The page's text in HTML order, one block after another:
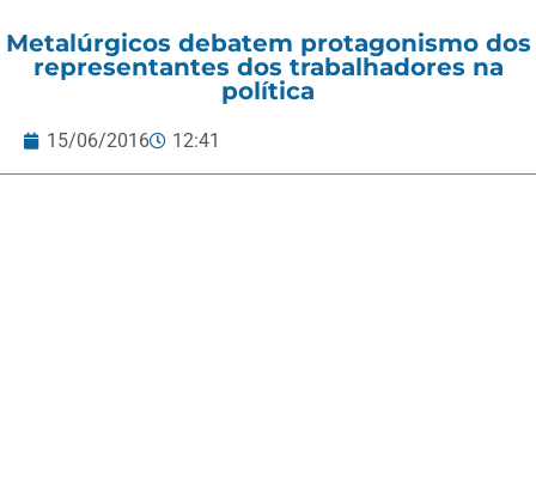
Metalúrgicos debatem protagonismo dos
representantes dos trabalhadores na
política
15/06/2016 12:41